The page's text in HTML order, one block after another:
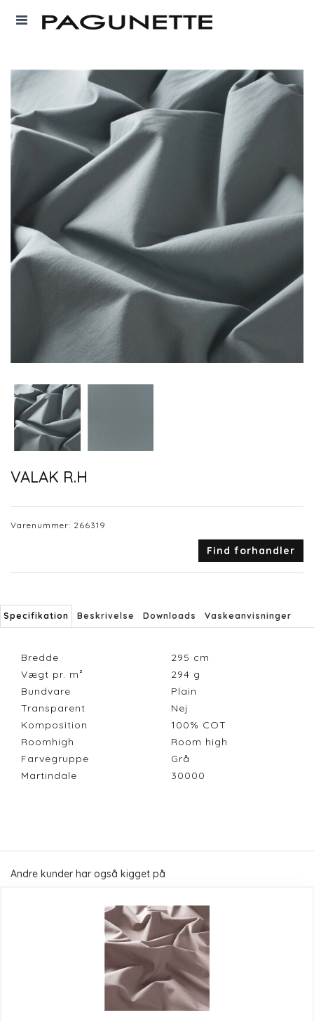
VALAK R.H
Varenummer: 266319
Find forhandler
Specifikation Beskrivelse Downloads Vaskeanvisninger
Bredde 295 cm
Vægt pr. m²
294 g
Bundvare
Plain
Transparent
Nej
Komposition
100% COT
Roomhigh
Room high
Farvegruppe
Grå
Martindale
30000
Andre kunder har også kigget på